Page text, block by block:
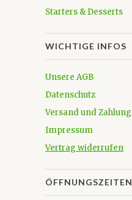
Starters & Desserts
WICHTIGE INFOS
Unsere AGB
Datenschutz
Versand und Zahlung
Impressum
Vertrag widerrufen
ÖFFNUNGSZEITEN